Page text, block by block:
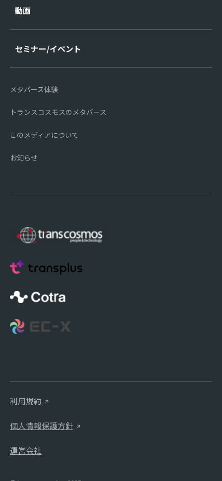
動画
セミナー/イベント
メタバース体験
トランスコスモスのメタバース
このメディアについて
お知らせ
利用規約
個人情報保護方針
運営会社